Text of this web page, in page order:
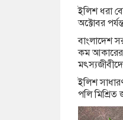
ইলিশ ধরা
অক্টোবর
বাংলাদেশ
কম আকারের
ইলিশ
পলি